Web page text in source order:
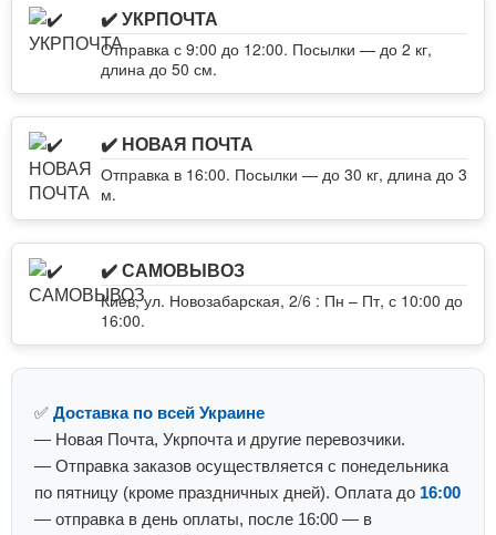
✔️ УКРПОЧТА
Отправка с 9:00 до 12:00. Посылки — до 2 кг,
длина до 50 см.
✔️ НОВАЯ ПОЧТА
Отправка в 16:00. Посылки — до 30 кг, длина до 3
м.
✔️ САМОВЫВОЗ
Киев, ул. Новозабарская, 2/6 : Пн – Пт, с 10:00 до
16:00.
✅ Доставка по всей Украине
— Новая Почта, Укрпочта и другие перевозчики.
— Отправка заказов осуществляется с понедельника
по пятницу (кроме праздничных дней). Оплата до 16:00
— отправка в день оплаты, после 16:00 — в